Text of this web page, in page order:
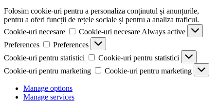
Folosim cookie-uri pentru a personaliza conținutul și anunțurile,
pentru a oferi funcții de rețele sociale și pentru a analiza traficul.
Cookie-uri necesare
Cookie-uri necesare Always active
Preferences
Preferences
Cookie-uri pentru statistici
Cookie-uri pentru statistici
Cookie-uri pentru marketing
Cookie-uri pentru marketing
Manage options
Manage services